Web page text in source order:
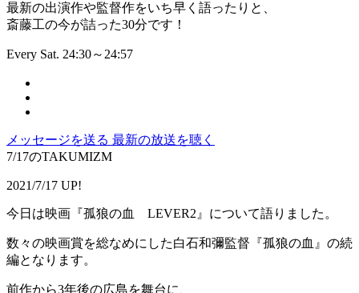
最新の出演作や監督作をいち早く語ったりと、
斎藤工の今が詰った30分です！
Every Sat. 24:30～24:57
メッセージを送る 最新の放送を聴く
7/17のTAKUMIZM
2021/7/17 UP!
今日は映画『孤狼の血 LEVER2』について語りました。
数々の映画賞を総なめにした白石和彌監督『孤狼の血』の続
編となります。
前作から3年後の広島を舞台に、